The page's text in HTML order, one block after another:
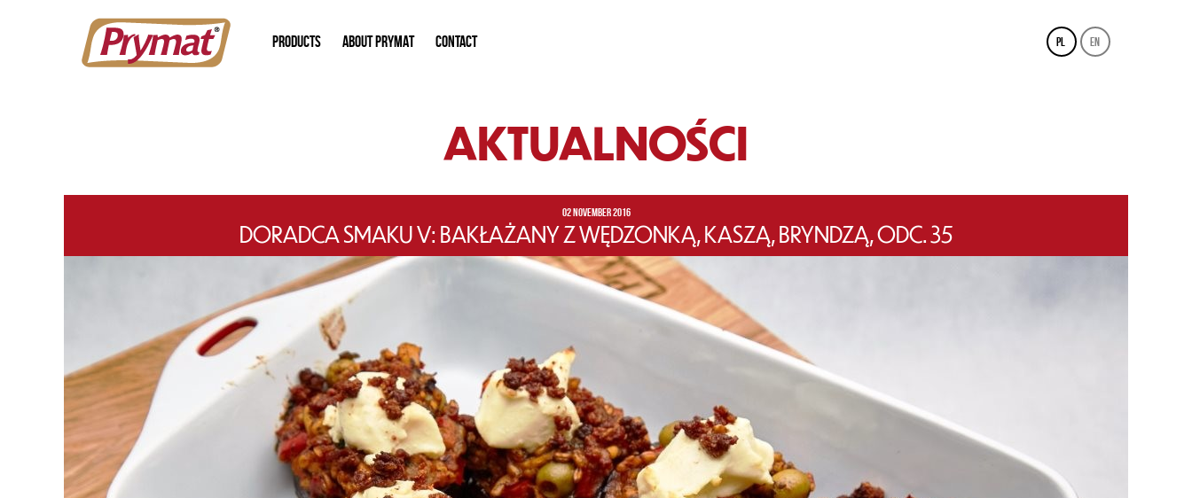
pl en
PRODUCTS ABOUT PRYMAT CONTACT
AKTUALNOŚCI
02 NOVEMBER 2016
DORADCA SMAKU V: BAKŁAŻANY Z WĘDZONKĄ, KASZĄ, BRYNDZĄ, ODC. 35